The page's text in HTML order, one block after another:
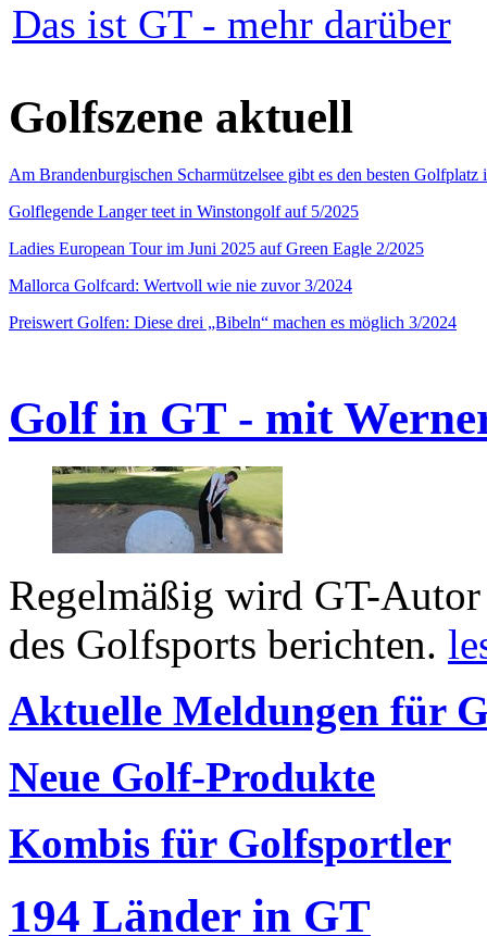
Das ist GT - mehr darüber
Golfszene aktuell
Am Brandenburgischen Scharmützelsee gibt es den besten
Golflegende Langer teet in Winstongolf auf 5/2025
Ladies European Tour im Juni 2025 auf Green Eagle 2/2025
Mallorca Golfcard: Wertvoll wie nie zuvor 3/2024
Preiswert Golfen: Diese drei „Bibeln“ machen es möglich 3/2024
Golf in GT - mit
Regelmäßig wird GT-
des Golfsports berichten.
Aktuelle Meldungen für
Neue Golf-Produkte
Kombis für Golfsportler
194 Länder in GT